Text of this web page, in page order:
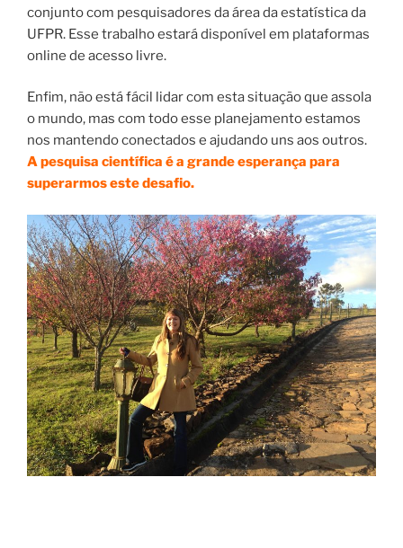
conjunto com pesquisadores da área da estatística da
UFPR. Esse trabalho estará disponível em plataformas
online de acesso livre.
Enfim, não está fácil lidar com esta situação que assola
o mundo, mas com todo esse planejamento estamos
nos mantendo conectados e ajudando uns aos outros.
A pesquisa científica é a grande esperança para
superarmos este desafio.